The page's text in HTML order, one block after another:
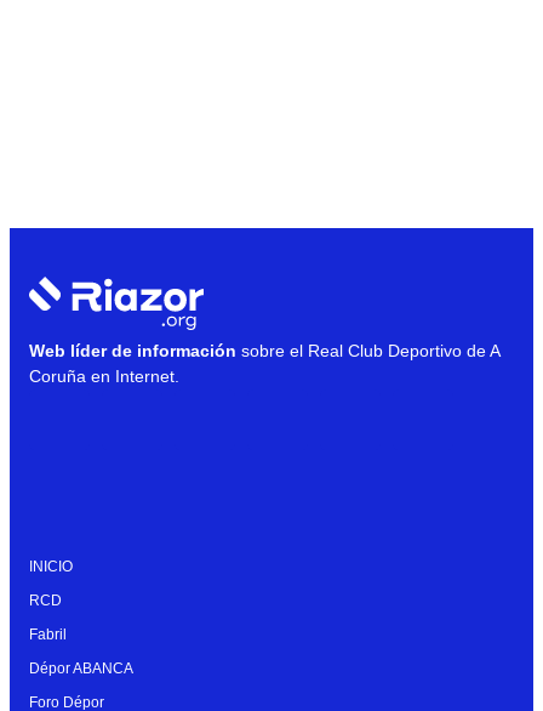
Web líder de información sobre el Real Club Deportivo de A
Coruña en Internet.
INICIO
RCD
Fabril
Dépor ABANCA
Foro Dépor